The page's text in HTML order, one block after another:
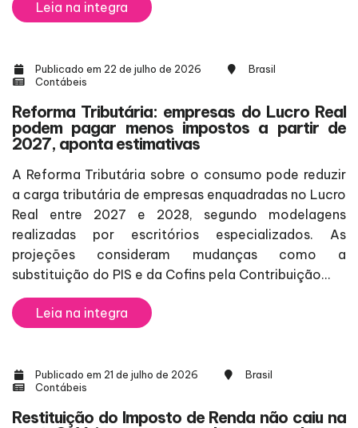
Leia na integra
Publicado em 22 de julho de 2026
Brasil
Contábeis
Reforma Tributária: empresas do Lucro Real
podem pagar menos impostos a partir de
2027, aponta estimativas
A Reforma Tributária sobre o consumo pode reduzir
a carga tributária de empresas enquadradas no Lucro
Real entre 2027 e 2028, segundo modelagens
realizadas por escritórios especializados. As
projeções consideram mudanças como a
substituição do PIS e da Cofins pela Contribuição...
Leia na integra
Publicado em 21 de julho de 2026
Brasil
Contábeis
Restituição do Imposto de Renda não caiu na